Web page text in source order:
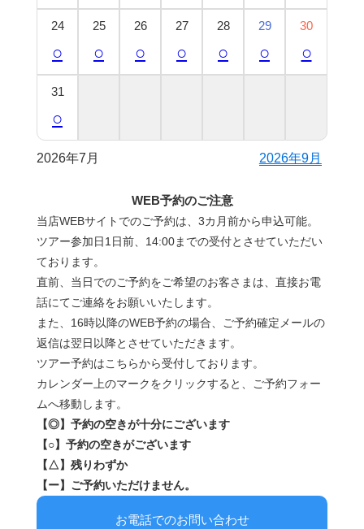
WEB予約のご注意
当店WEBサイトでのご予約は、3カ月前から申込可能。
ツアー参加日1日前、14:00までの受付とさせていただい
ております。
直前、当日でのご予約をご希望のお客さまは、直接お電
話にてご連絡をお願いいたします。
また、16時以降のWEB予約の場合、ご予約確定メールの
返信は翌日以降とさせていただきます。
ツアー予約はこちらから受付しております。
カレンダー上のマークをクリックすると、ご予約フォー
ムへ移動します。
【◎】予約の空きが十分にございます
【○】予約の空きがございます
【△】残りわずか
【ー】ご予約いただけません。
お電話でのお問い合わせ
24
○
25
○
26
○
27
○
28
○
29
○
30
○
31
○
2026年7月 2026年9月